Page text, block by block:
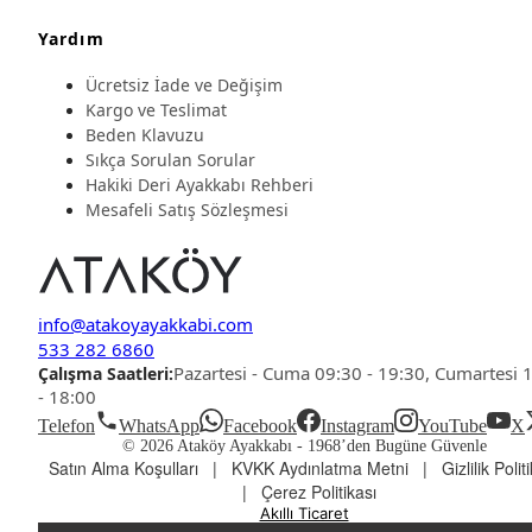
Yardım
Ücretsiz İade ve Değişim
Kargo ve Teslimat
Beden Klavuzu
Sıkça Sorulan Sorular
Hakiki Deri Ayakkabı Rehberi
Mesafeli Satış Sözleşmesi
info@atakoyayakkabi.com
533 282 6860
Çalışma Saatleri:Pazartesi - Cuma 09:30 - 19:30, Cumartesi
- 18:00
Telefon WhatsApp Facebook Instagram YouTube X
© 2026 Ataköy Ayakkabı - 1968’den Bugüne Güvenle
Satın Alma Koşulları | KVKK Aydınlatma Metni |
Gizlilik
|
Çerez Politikası
Akıllı Ticaret